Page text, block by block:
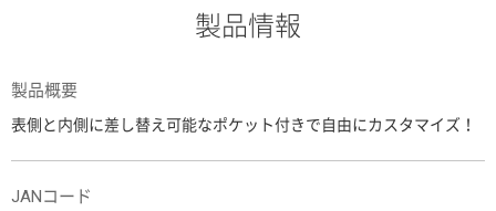
製品情報
製品概要
表側と内側に差し替え可能なポケット付きで自由にカスタマイズ！
JANコード